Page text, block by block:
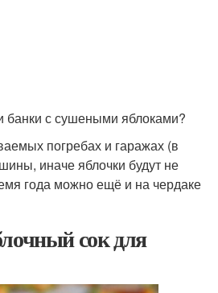
банки с сушеными яблоками?
погребах и гаражах (в
иначе яблочки будут не
года можно ещё и на чердаке
сок для